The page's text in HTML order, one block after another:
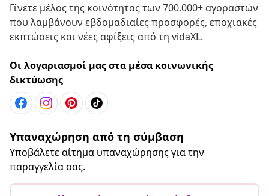
Γίνετε μέλος της κοινότητας των 700.000+ αγοραστών
που λαμβάνουν εβδομαδιαίες προσφορές, εποχιακές
εκπτώσεις και νέες αφίξεις από τη vidaXL.
Οι λογαριασμοί μας στα μέσα κοινωνικής
δικτύωσης
Υπαναχώρηση από τη σύμβαση
Υποβάλετε αίτημα υπαναχώρησης για την
παραγγελία σας.